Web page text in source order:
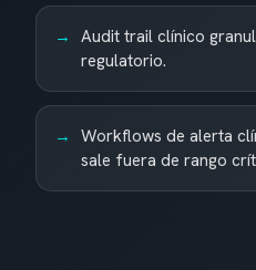
Audit trail clínico
regulatorio.
Workflows de alerta
sale fuera de rango